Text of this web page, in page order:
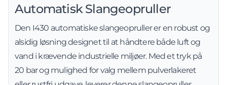
Automatisk Slangeopruller
Den I430 automatiske slangeopruller er en robust og
alsidig løsning designet til at håndtere både luft og
vand i krævende industrielle miljøer. Med et tryk på
20 bar og mulighed for valg mellem pulverlakeret